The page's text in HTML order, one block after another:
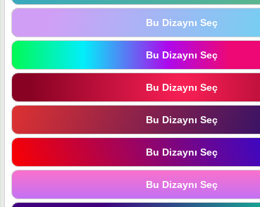
Bu Dizaynı Seç
Bu Dizaynı Seç
Bu Dizaynı Seç
Bu Dizaynı Seç
Bu Dizaynı Seç
Bu Dizaynı Seç